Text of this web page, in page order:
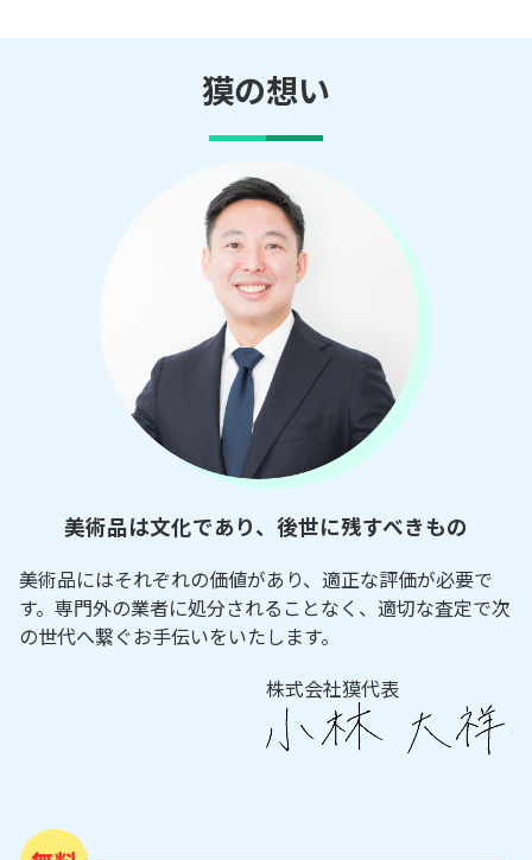
獏の想い
美術品は文化であり、後世に残すべきもの
美術品にはそれぞれの価値があり、適正な評価が必要で
す。専門外の業者に処分されることなく、適切な査定で次
の世代へ繋ぐお手伝いをいたします。
株式会社獏代表